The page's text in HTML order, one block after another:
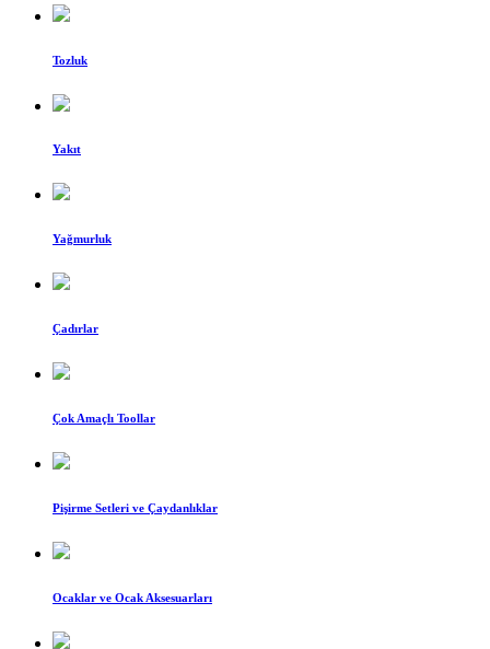
Tozluk
Yakıt
Yağmurluk
Çadırlar
Çok Amaçlı Toollar
Pişirme Setleri ve Çaydanlıklar
Ocaklar ve Ocak Aksesuarları